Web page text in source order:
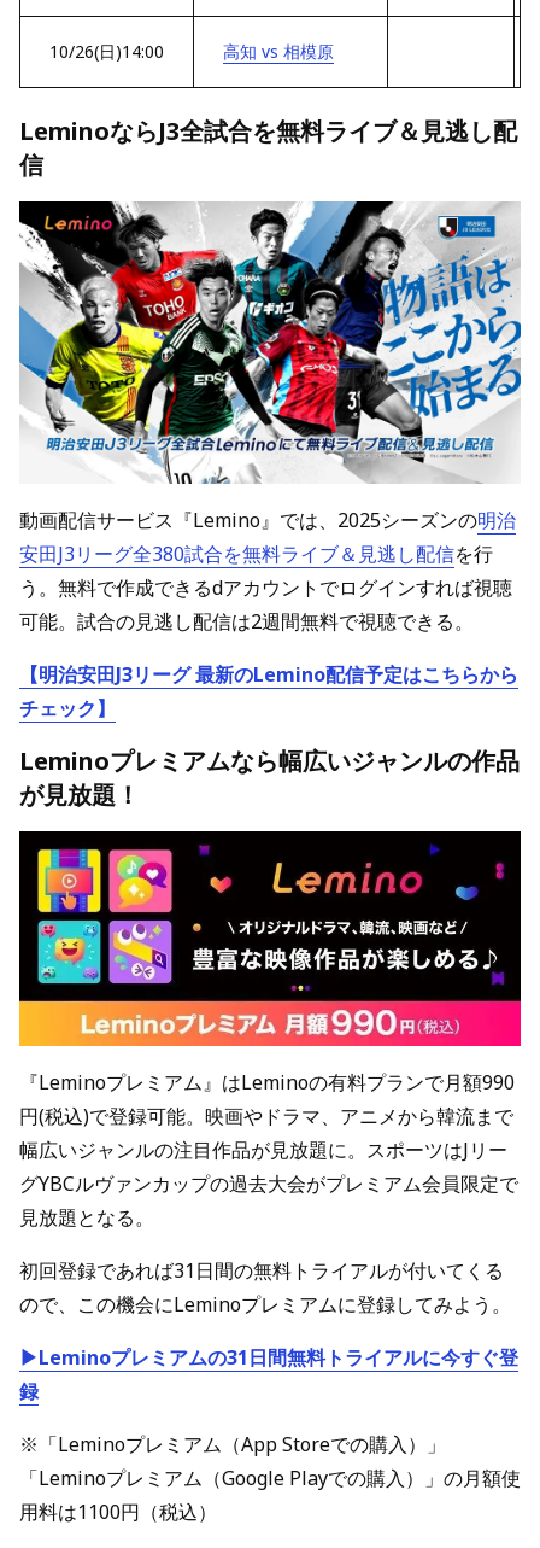
10/26(日)14:00 高知 vs 相模原
LeminoならJ3全試合を無料ライブ＆見逃し配
信
動画配信サービス『Lemino』では、2025シーズンの明治
安田J3リーグ全380試合を無料ライブ＆見逃し配信を行
う。無料で作成できるdアカウントでログインすれば視聴
可能。試合の見逃し配信は2週間無料で視聴できる。
【明治安田J3リーグ 最新のLemino配信予定はこちらから
チェック】
Leminoプレミアムなら幅広いジャンルの作品
が見放題！
『Leminoプレミアム』はLeminoの有料プランで月額990
円(税込)で登録可能。映画やドラマ、アニメから韓流まで
幅広いジャンルの注目作品が見放題に。スポーツはJリー
グYBCルヴァンカップの過去大会がプレミアム会員限定で
見放題となる。
初回登録であれば31日間の無料トライアルが付いてくる
ので、この機会にLeminoプレミアムに登録してみよう。
▶Leminoプレミアムの31日間無料トライアルに今すぐ登
録
※「Leminoプレミアム（App Storeでの購入）」
「Leminoプレミアム（Google Playでの購入）」の月額使
用料は1100円（税込）